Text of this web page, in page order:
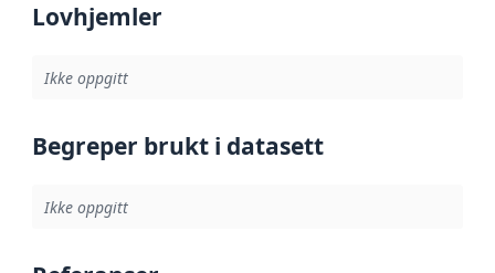
Lovhjemler
Ikke oppgitt
Begreper brukt i datasett
Ikke oppgitt